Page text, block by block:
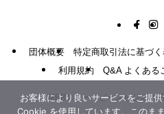
団体概要 特定商取引法に基づ
利用規約
Q&A よくある
©MBBスリー・ピースビジネス
お客様により良いサービスをご提
Cookie を使用しています。このま